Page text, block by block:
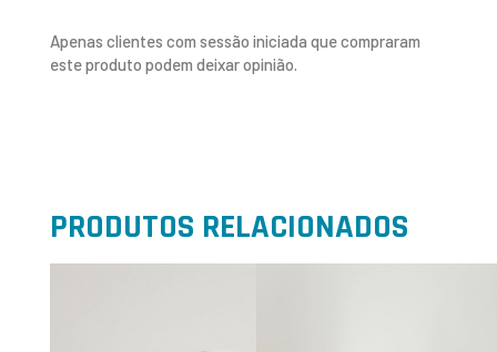
Apenas clientes com sessão iniciada que compraram
este produto podem deixar opinião.
PRODUTOS RELACIONADOS